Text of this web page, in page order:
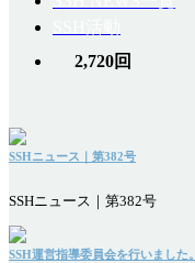
2,720回
SSHニュース｜第382号
SSHニュース｜第382号
SSH運営指導委員会を行いました。